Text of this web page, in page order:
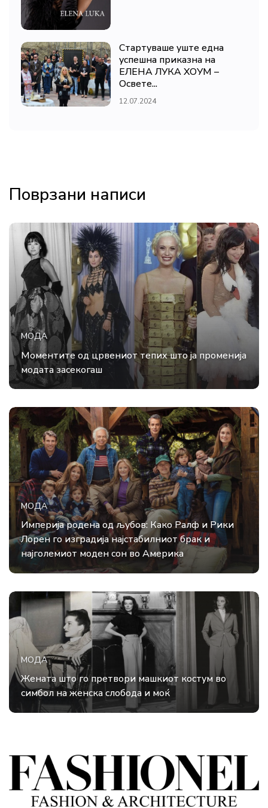
Стартуваше уште една
успешна приказна на
ЕЛЕНА ЛУКА ХОУМ –
Освете...
12.07.2024
Поврзани написи
МОДА
Моментите од црвениот тепих што ја променија
модата засекогаш
МОДА
Империја родена од љубов: Како Ралф и Рики
Лорен го изградија најстабилниот брак и
најголемиот моден сон во Америка
МОДА
Жената што го претвори машкиот костум во
симбол на женска слобода и моќ